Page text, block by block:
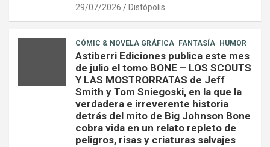
29/07/2026 Distópolis
CÓMIC & NOVELA GRÁFICA FANTASÍA HUMOR
Astiberri Ediciones publica este mes
de julio el tomo BONE – LOS SCOUTS
Y LAS MOSTRORRATAS de Jeff
Smith y Tom Sniegoski, en la que la
verdadera e irreverente historia
detrás del mito de Big Johnson Bone
cobra vida en un relato repleto de
peligros, risas y criaturas salvajes